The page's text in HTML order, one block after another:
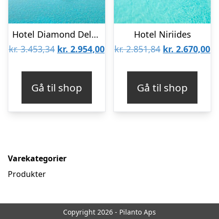
Hotel Diamond Deluxe – Voksenhotel
kr.3.453,34 Den
var:
kr. 3.453,34.
kr. 2.954,00Den
kr. 2.954,00.
Gå til shop
Hotel Niriides
kr.2.851,84 Den
var:
kr. 2.851,84.
kr. 2.670,00
Gå til shop
Varekategorier
Produkter
Copyright 2026 - Pilanto Aps